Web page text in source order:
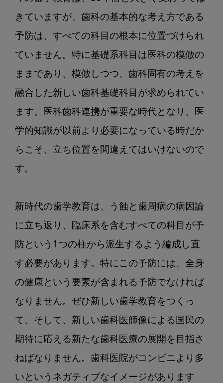
きていますが、歯科の基本的な考え方である
予防は、すべての科目の根本に位置づけられ
ていません。特に基礎系科目は医科の模倣の
ままであり、模倣しつつ、歯科固有の考えを
融合した新しい歯科基礎科目が求められてい
ます。医科歯科連携が重要な時代となり、医
学的知識が以前より必要になっている時だか
らこそ、立ち位置を間違えてはいけないので
す。
新時代の歯学教育は、う蝕と歯周病の病因論
に立ち返り、臨床系を含むすべての科目が予
防という1つの柱から派生するよう編成し直
す必要があります。特にこの予防には、全身
の健康という要素が含まれる予防でなければ
なりません。ぜひ新しい歯学教育をつくっ
て、そして、新しい歯科医師像による国民の
期待に応える新たな歯科医療の展開を目指さ
ねばなりません。歯科医院がコンビニより多
いというネガティブなイメージがあります